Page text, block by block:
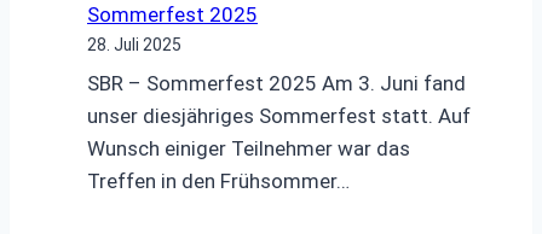
Sommerfest 2025
28. Juli 2025
SBR – Sommerfest 2025 Am 3. Juni fand
unser diesjähriges Sommerfest statt. Auf
Wunsch einiger Teilnehmer war das
Treffen in den Frühsommer…